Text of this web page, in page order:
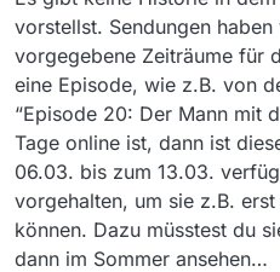
vorstellst. Sendungen
vorgegebene Zeiträume für
eine Episode, wie z.B. von
“Episode 20: Der Mann mit
Tage online ist, dann ist
06.03. bis zum 13.03.
vorgehalten, um sie z.B.
können. Dazu müsstest du
dann im Sommer ansehen…